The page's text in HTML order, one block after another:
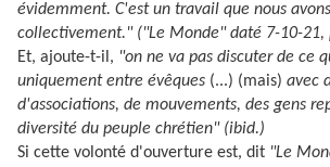
évidemment. C'est un travail que nous
collectivement." ("Le Monde" daté 7-10-21,
Et, ajoute-t-il, "on ne va pas discuter de ce
uniquement entre évêques (...) (mais) avec
d'associations, de mouvements, des gens
diversité du peuple chrétien" (ibid.)
Si cette volonté d'ouverture est, dit "Le